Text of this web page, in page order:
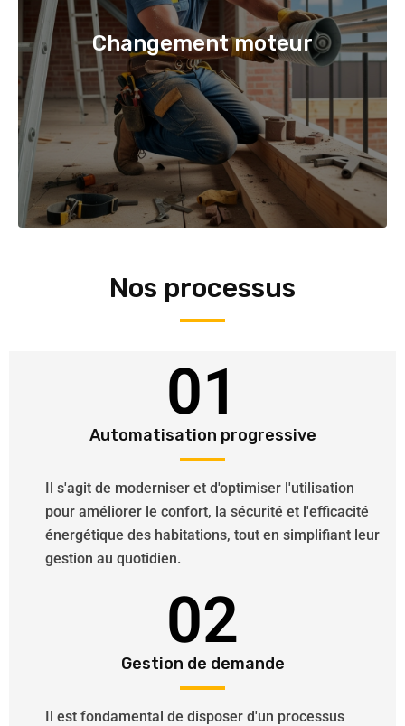
Changement moteur
Nos processus
01
Automatisation progressive
Il s'agit de moderniser et d'optimiser l'utilisation
pour améliorer le confort, la sécurité et l'efficacité
énergétique des habitations, tout en simplifiant leur
gestion au quotidien.
02
Gestion de demande
Il est fondamental de disposer d'un processus